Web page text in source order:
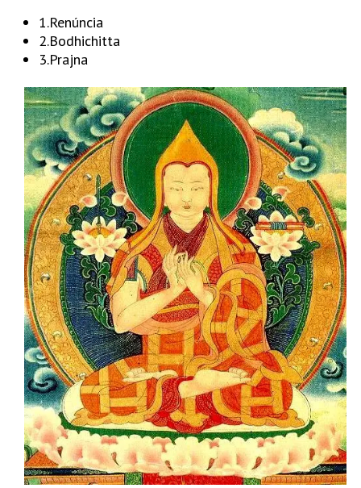
1.Renúncia
2.Bodhichitta
3.Prajna